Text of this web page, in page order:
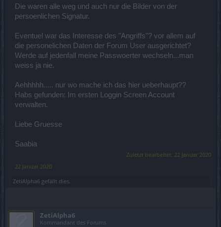
Die waren alle weg und auch nur die Bilder von der
persoenlichen Signatur.
Eventuel war das Interesse des "Angriffs"? vor allem auf
die personelichen Daten der Forum User ausgerichtet?
Werde auf jedenfall meine Passwoerter wechseln...man
weiss ja nie.
Aehhhhh..... nur wo mache ich das hier ueberhaupt??
Habs gefunden: Im ersten Loggin Screen Account
verwalten.
Liebe Gruesse
Saabia
Zuletzt bearbeitet: 22 Januar 2020
22 Januar 2020
ZetiAlpha6 gefällt dies.
ZetiAlpha6
Kommandant des Forums